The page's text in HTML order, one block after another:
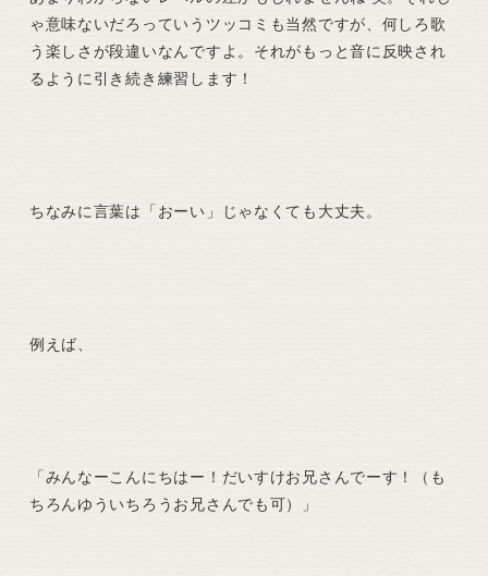
ゃ意味ないだろっていうツッコミも当然ですが、何しろ歌
う楽しさが段違いなんですよ。それがもっと音に反映され
るように引き続き練習します！
ちなみに言葉は「おーい」じゃなくても大丈夫。
例えば、
「みんなーこんにちはー！だいすけお兄さんでーす！（も
ちろんゆういちろうお兄さんでも可）」